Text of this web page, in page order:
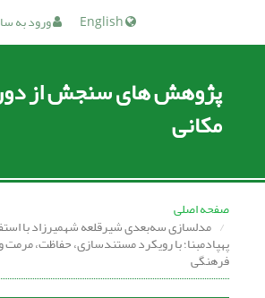
ورود به
پژوهش های سنجش از دور
مکانی
صفحه اصلی
مدلسازی سه‌بعدی شیرقلعه شهمیرزاد با
پهپاد‌مبنا؛ با رویکرد مستندسازی، ‏حفاظت،
فرهنگی